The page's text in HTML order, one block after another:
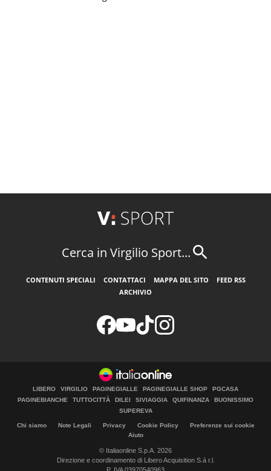
Cerca in Virgilio Sport...
CONTENUTI SPECIALI CONTATTACI MAPPA DEL SITO
FEED RSS
ARCHIVIO
LIBERO VIRGILIO PAGINEGIALLE PAGINEGIALLE SHOP
PGCASA
PAGINEBIANCHE
TUTTOCITTÀ DILEI SIVIAGGIA QUIFINANZA
BUONISSIMO
SUPEREVA
Chi siamo Note Legali Privacy Cookie Policy
Preferenze sui cookie
Aiuto
© Italiaonline S.p.A. 2026
Direzione e coordinamento di Libero Acquisition S.á r.l.